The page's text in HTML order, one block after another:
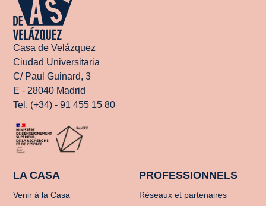
Casa de Velázquez
Ciudad Universitaria
C/ Paul Guinard, 3
E - 28040 Madrid
Tel. (+34) - 91 455 15 80
LA CASA
Venir à la Casa
PROFESSIONNELS
Réseaux et partenaires